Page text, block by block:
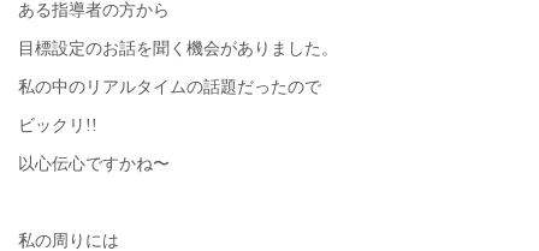
ある指導者の方から
目標設定のお話を聞く機会がありました。
私の中のリアルタイムの話題だったので
ビックリ!!
以心伝心ですかね〜
私の周りには